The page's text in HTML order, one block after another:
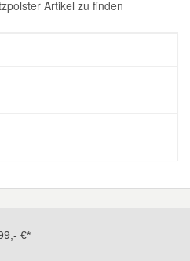
Artikel zu finden
€*